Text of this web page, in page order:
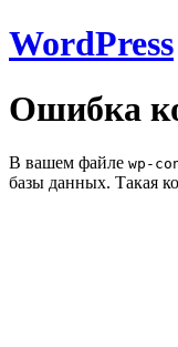
WordPress
Ошибка
В вашем файле wp-
базы данных. Такая